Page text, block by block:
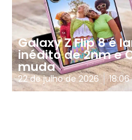
Galaxy Z Flip 8 é
inédito de 2nm e
muda
22 de julho de 2026 18:06